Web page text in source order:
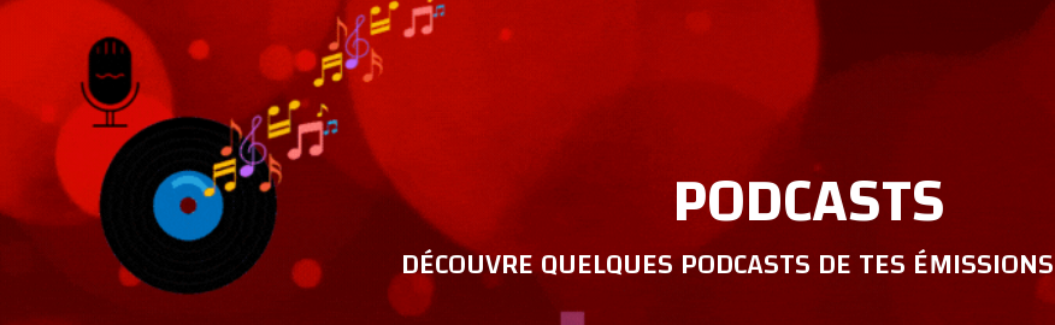
PODCASTS
DÉCOUVRE QUELQUES PODCASTS DE TES